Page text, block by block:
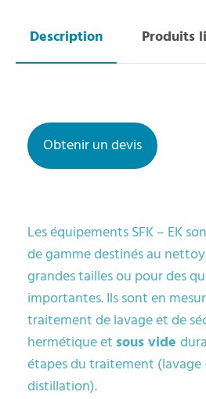
Obtenir un devis
Les équipements SFK – EK
de gamme destinés au
grandes tailles ou pour des
importantes. Ils sont en
traitement de lavage et de
hermétique et sous vide
étapes du traitement (lavage
distillation).